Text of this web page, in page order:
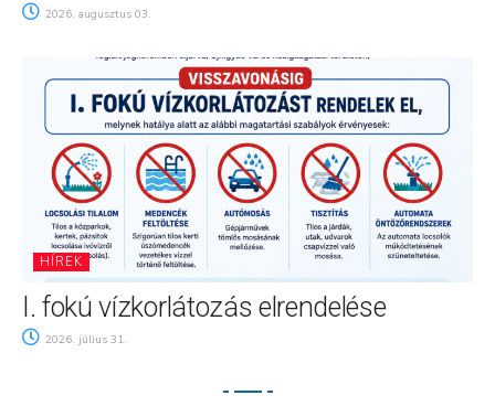
2026. augusztus 03.
HÍREK
I. fokú vízkorlátozás elrendelése
2026. július 31.